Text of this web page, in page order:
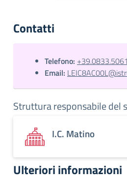
Contatti
Telefono:
Email:
Struttura responsabile del
I.C. Matino
Ulteriori informazioni